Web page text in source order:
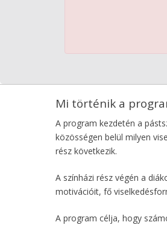
Mi történik a
A program kezdetén a
közösségen belül milyen
rész következik.
A színházi rész végén a
motivációit, fő
A program célja, hogy